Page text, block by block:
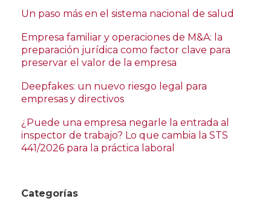
Un paso más en el sistema nacional de salud
Empresa familiar y operaciones de M&A: la
preparación jurídica como factor clave para
preservar el valor de la empresa
Deepfakes: un nuevo riesgo legal para
empresas y directivos
¿Puede una empresa negarle la entrada al
inspector de trabajo? Lo que cambia la STS
441/2026 para la práctica laboral
Categorías